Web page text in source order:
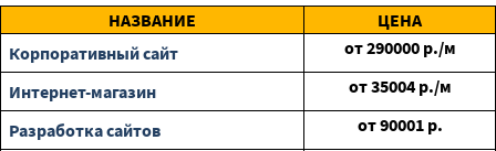
НАЗВАНИЕ
ЦЕНА
Корпоративный сайт
от290000 р./м
Интернет-магазин
от35004 р./м
Разработка сайтов
от90001 р.